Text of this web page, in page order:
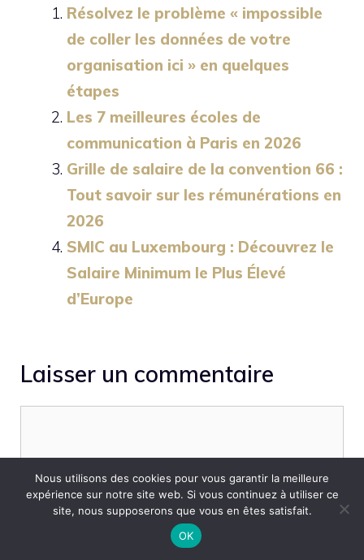
Résolvez le problème « impossible
de coller les données de votre
organisation ici » en quelques
étapes
Les 7 meilleures écoles de
communication à Paris en 2026
Grille de salaire de la convention 66 :
Tout savoir sur les rémunérations en
2026
SMIC au Luxembourg : Découvrez le
Salaire Minimum le Plus Élevé
d’Europe
Laisser un commentaire
Nous utilisons des cookies pour vous garantir la meilleure
expérience sur notre site web. Si vous continuez à utiliser ce
site, nous supposerons que vous en êtes satisfait.
OK